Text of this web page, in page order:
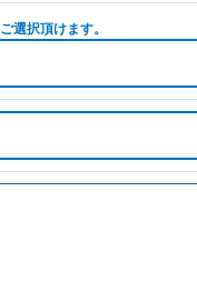
選択頂けます。